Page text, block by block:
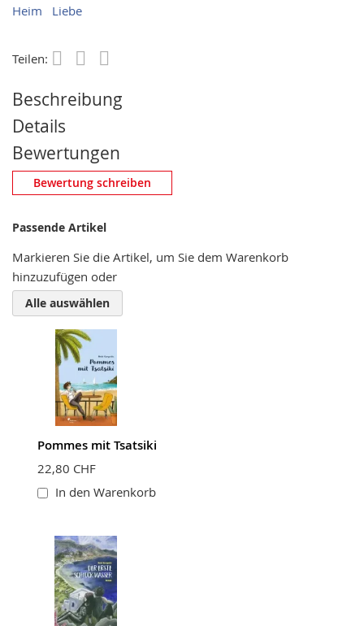
Heim
Liebe
Teilen:
Beschreibung
Details
Bewertungen
Eigene Bewertung schreiben
Nickname
Zusammenfassung
Bewertung
Bewertung schreiben
Passende Artikel
Markieren Sie die Artikel, um Sie dem Warenkorb
hinzuzufügen oder
Alle auswählen
Pommes mit Tsatsiki
22,80 CHF
In den Warenkorb